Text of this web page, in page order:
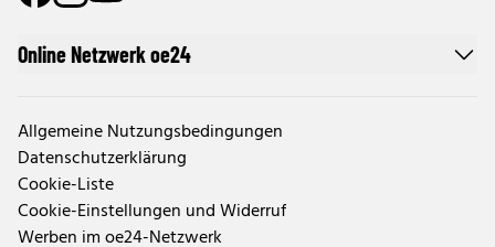
Online Netzwerk oe24
Allgemeine Nutzungsbedingungen
Datenschutzerklärung
Cookie-Liste
Cookie-Einstellungen und Widerruf
Werben im oe24-Netzwerk